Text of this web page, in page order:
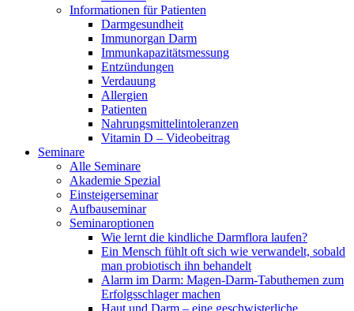
Informationen für Patienten
Darmgesundheit
Immunorgan Darm
Immunkapazitätsmessung
Entzündungen
Verdauung
Allergien
Patienten
Nahrungsmittelintoleranzen
Vitamin D – Videobeitrag
Seminare
Alle Seminare
Akademie Spezial
Einsteigerseminar
Aufbauseminar
Seminaroptionen
Wie lernt die kindliche Darmflora laufen?
Ein Mensch fühlt oft sich wie verwandelt, sobald
man probiotisch ihn behandelt
Alarm im Darm: Magen-Darm-Tabuthemen zum
Erfolgsschlager machen
Haut und Darm – eine geschwisterliche